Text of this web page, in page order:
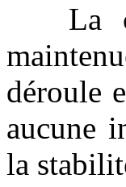
La
déroule
aucune
la